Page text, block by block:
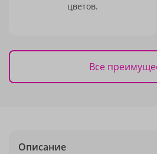
цветов.
Все
Описание